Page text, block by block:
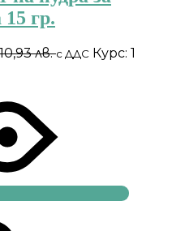
гр.
лв.с ДДС Курс: 1